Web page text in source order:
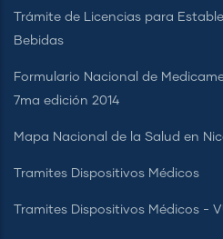
Trámite de Licencias para
Bebidas
Formulario Nacional de
7ma edición 2014
Mapa Nacional de la Salud en
Tramites Dispositivos Médicos
Tramites Dispositivos Médicos -